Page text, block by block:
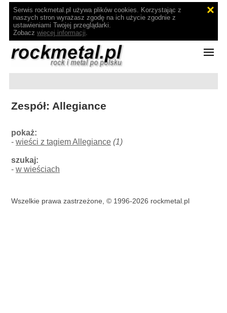
Serwis rockmetal.pl używa plików cookies. Korzystając z
naszych stron wyrażasz zgodę na ich użycie zgodnie z
ustawieniami Twojej przeglądarki.
Zobacz więcej informacji.
Zespół: Allegiance
pokaż:
-wieści z tagiem Allegiance (1)
szukaj:
-w wieściach
Wszelkie prawa zastrzeżone, © 1996-2026 rockmetal.pl